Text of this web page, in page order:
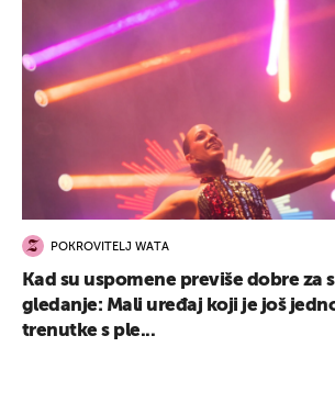
POKROVITELJ WATA
Kad su uspomene previše dobre za
gledanje: Mali uređaj koji je još
trenutke s ple...